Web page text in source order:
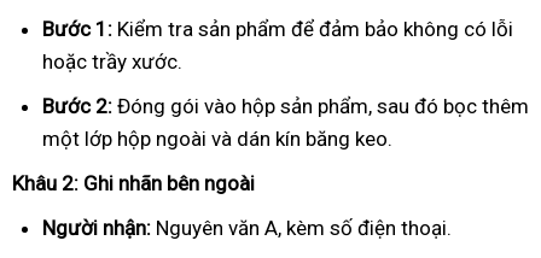
Bước 1: Kiểm tra sản phẩm để đảm bảo không có lỗi
hoặc trầy xước.
Bước 2: Đóng gói vào hộp sản phẩm, sau đó bọc thêm
một lớp hộp ngoài và dán kín băng keo.
Khâu 2: Ghi nhãn bên ngoài
Người nhận: Nguyên văn A, kèm số điện thoại.